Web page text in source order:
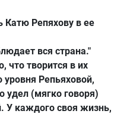
Репяхову в ее
вся страна."
что творится в их
уровня Репьяховой,
удел (мягко говоря)
У каждого своя жизнь,